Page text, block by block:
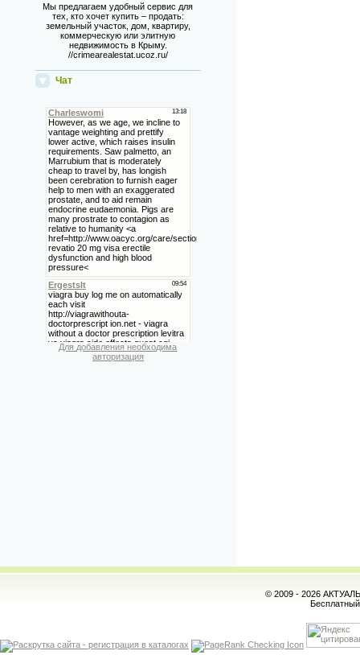
Мы предлагаем удобный сервис для
тех, кто хочет купить – продать:
земельный участок, дом, квартиру,
коммерческую или элитную
недвижимость в Крыму.
//crimearealestat.ucoz.ru/
Чат
Для добавления необходима
авторизация
© 2009 - 2026